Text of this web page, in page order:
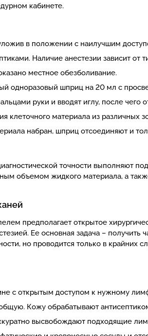
кабинете.
в положении с наилучшим
Наличие анестезии зависит
местное обезболивание.
одноразовый шприц на 20 мл с
руки и вводят иглу, после
клеточного материала из различных
набран, шприц отсоединяют и
точности выполняют
объемом жидкого материала, а
предполагает открытое
Ее основная задача –
но проводится только в крайних
с открытым доступом к нужному
Кожу обрабатывают
высвобождают подходящие